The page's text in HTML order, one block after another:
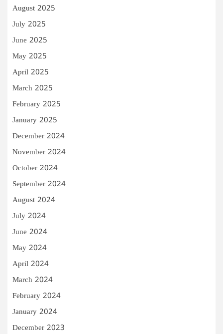
August 2025
July 2025
June 2025
May 2025
April 2025
March 2025
February 2025
January 2025
December 2024
November 2024
October 2024
September 2024
August 2024
July 2024
June 2024
May 2024
April 2024
March 2024
February 2024
January 2024
December 2023